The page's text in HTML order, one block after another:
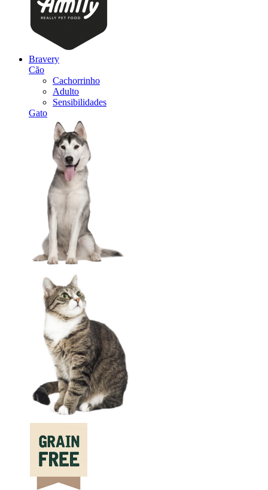
Bravery
Cão
Cachorrinho
Adulto
Sensibilidades
Gato